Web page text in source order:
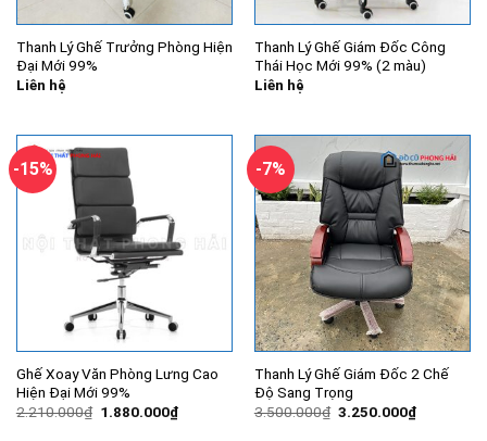
Thanh Lý Ghế Trưởng Phòng Hiện
Đại Mới 99%
Liên hệ
Thanh Lý Ghế Giám Đốc Công
Thái Học Mới 99% (2 màu)
Liên hệ
-15%
Ghế Xoay Văn Phòng Lưng Cao
Hiện Đại Mới 99%
2.210.000₫ Giá
1.880.000₫Giá
hiện
-7%
Thanh Lý Ghế Giám Đốc 2 Chế
Độ Sang Trọng
3.500.000₫ Giá
3.250.000₫Giá
hiện